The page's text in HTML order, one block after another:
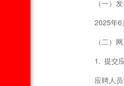
（一）
2025年6
（二）
1. 提交
应聘人